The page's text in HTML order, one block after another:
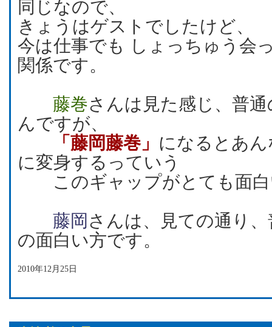
同じなので、
きょうはゲストでしたけど、
今は仕事でも しょっちゅう
関係です。
藤巻さんは見た感じ、普
んですが、
「藤岡藤巻」 になるとあ
に変身するっていう
このギャップがとても面白
藤岡 さんは、見ての通り
の面白い方です。
2010年12月25日